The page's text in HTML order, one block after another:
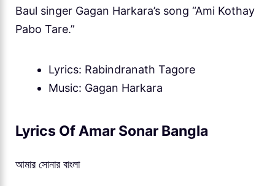
Baul singer Gagan Harkara’s song “Ami Kothay
Pabo Tare.”
Lyrics: Rabindranath Tagore
Music: Gagan Harkara
Lyrics Of Amar Sonar Bangla
আমার সোনার বাংলা